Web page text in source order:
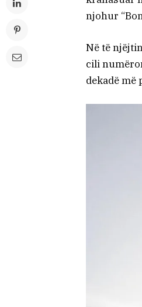
njohur
Në të
cili
dekadë më